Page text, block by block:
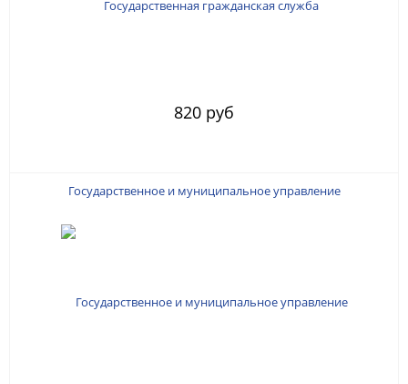
820 руб
Государственное и муниципальное управление